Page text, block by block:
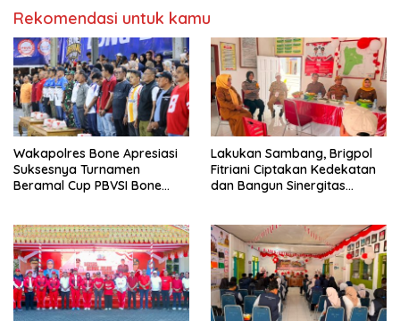
Rekomendasi untuk kamu
Wakapolres Bone Apresiasi
Suksesnya Turnamen
Beramal Cup PBVSI Bone
Lakukan Sambang, Brigpol
Fitriani Ciptakan Kedekatan
dan Bangun Sinergitas